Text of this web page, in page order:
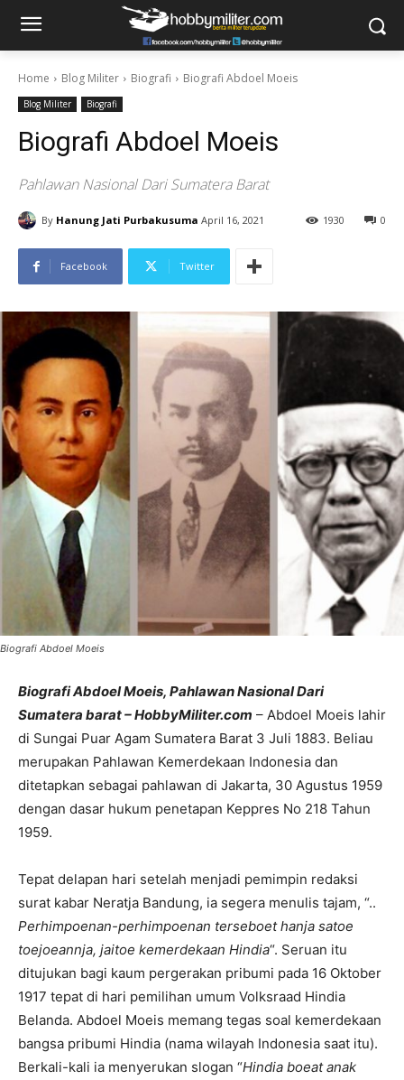
Home Blog Militer Biografi Biografi Abdoel Moeis
Blog Militer Biografi
Biografi Abdoel Moeis
Pahlawan Nasional Dari Sumatera Barat
By Hanung Jati Purbakusuma April 16, 2021 0
1930
Facebook Twitter
Biografi Abdoel Moeis
Biografi Abdoel Moeis, Pahlawan Nasional Dari
Sumatera barat – HobbyMiliter.com – Abdoel Moeis lahir
di Sungai Puar Agam Sumatera Barat 3 Juli 1883. Beliau
merupakan Pahlawan Kemerdekaan Indonesia dan
ditetapkan sebagai pahlawan di Jakarta, 30 Agustus 1959
dengan dasar hukum penetapan Keppres No 218 Tahun
1959.
Tepat delapan hari setelah menjadi pemimpin redaksi
surat kabar Neratja Bandung, ia segera menulis tajam, “..
Perhimpoenan-perhimpoenan terseboet hanja satoe
toejoeannja, jaitoe kemerdekaan Hindia“. Seruan itu
ditujukan bagi kaum pergerakan pribumi pada 16 Oktober
1917 tepat di hari pemilihan umum Volksraad Hindia
Belanda. Abdoel Moeis memang tegas soal kemerdekaan
bangsa pribumi Hindia (nama wilayah Indonesia saat itu).
Berkali-kali ia menyerukan slogan “Hindia boeat anak